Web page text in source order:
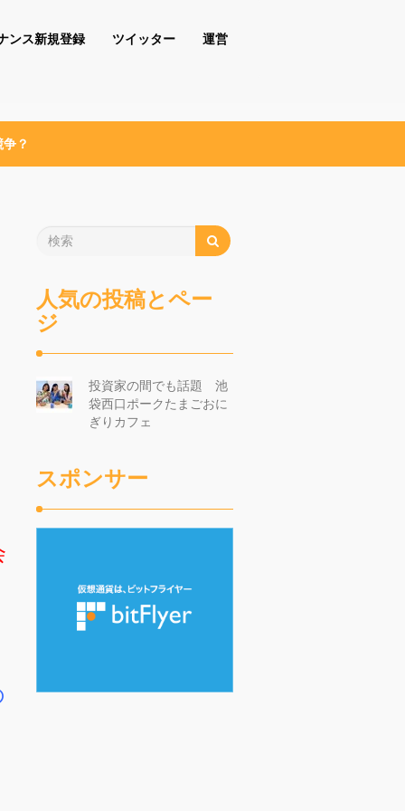
ンス新規登録 ツイッター 運営
？
人気の投稿とペー
ジ
投資家の間でも話題 池
袋西口ポークたまごおに
ぎりカフェ
スポンサー